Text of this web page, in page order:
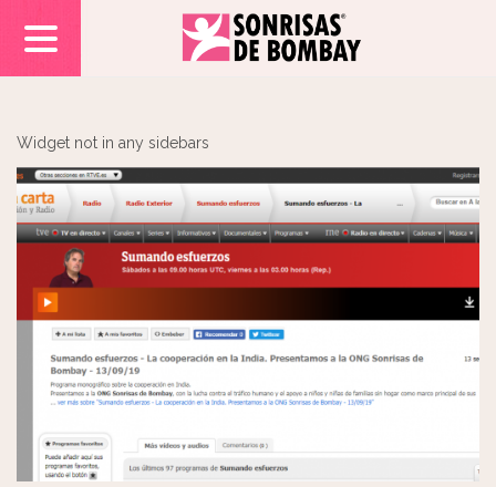
Widget not in any sidebars